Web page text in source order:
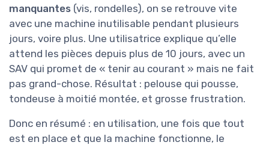
manquantes (vis, rondelles), on se retrouve vite
avec une machine inutilisable pendant plusieurs
jours, voire plus. Une utilisatrice explique qu’elle
attend les pièces depuis plus de 10 jours, avec un
SAV qui promet de « tenir au courant » mais ne fait
pas grand-chose. Résultat : pelouse qui pousse,
tondeuse à moitié montée, et grosse frustration.
Donc en résumé : en utilisation, une fois que tout
est en place et que la machine fonctionne, le